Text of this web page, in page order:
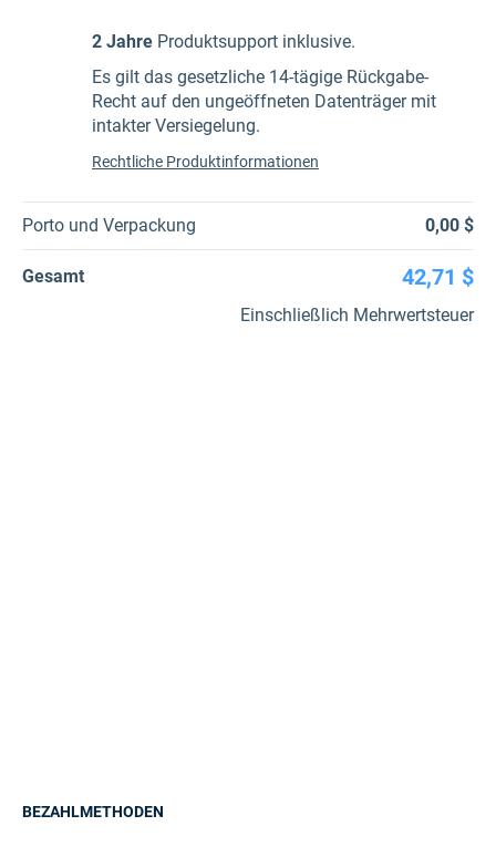
2 Jahre Produktsupport inklusive.
Es gilt das gesetzliche 14-tägige Rückgabe-
Recht auf den ungeöffneten Datenträger mit
intakter Versiegelung.
Rechtliche Produktinformationen
Porto und Verpackung 0,00 $
Gesamt 42,71 $
Einschließlich Mehrwertsteuer
BEZAHLMETHODEN